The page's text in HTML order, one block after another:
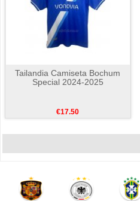
Tailandia Camiseta Bochum
Special 2024-2025
€17.50